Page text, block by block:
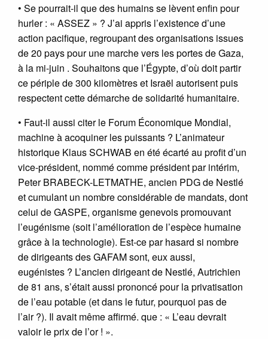
• Se pourrait-il que des humains se lèvent enfin pour
hurler : « ASSEZ » ? J’ai appris l’existence d’une
action pacifique, regroupant des organisations issues
de 20 pays pour une marche vers les portes de Gaza,
à la mi-juin . Souhaitons que l’Égypte, d’où doit partir
ce périple de 300 kilomètres et Israël autorisent puis
respectent cette démarche de solidarité humanitaire.
• Faut-il aussi citer le Forum Économique Mondial,
machine à acoquiner les puissants ? L’animateur
historique Klaus SCHWAB en été écarté au profit d’un
vice-président, nommé comme président par intérim,
Peter BRABECK-LETMATHE, ancien PDG de Nestlé
et cumulant un nombre considérable de mandats, dont
celui de GASPE, organisme genevois promouvant
l’eugénisme (soit l’amélioration de l’espèce humaine
grâce à la technologie). Est-ce par hasard si nombre
de dirigeants des GAFAM sont, eux aussi,
eugénistes ? L’ancien dirigeant de Nestlé, Autrichien
de 81 ans, s’était aussi prononcé pour la privatisation
de l’eau potable (et dans le futur, pourquoi pas de
l’air ?). Il avait même affirmé. que : « L’eau devrait
valoir le prix de l’or ! ».